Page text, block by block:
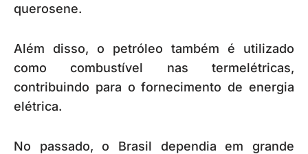
querosene.
Além disso, o petróleo também é utilizado
como combustível nas termelétricas,
contribuindo para o fornecimento de energia
elétrica.
No passado, o Brasil dependia em grande